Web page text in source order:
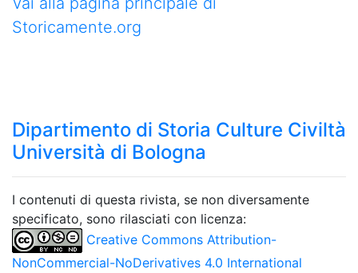
Storicamente.org
Dipartimento di Storia Culture Civiltà
Università di Bologna
I contenuti di questa rivista, se non diversamente
specificato, sono rilasciati con licenza:
Creative Commons Attribution-
NonCommercial-NoDerivatives 4.0 International